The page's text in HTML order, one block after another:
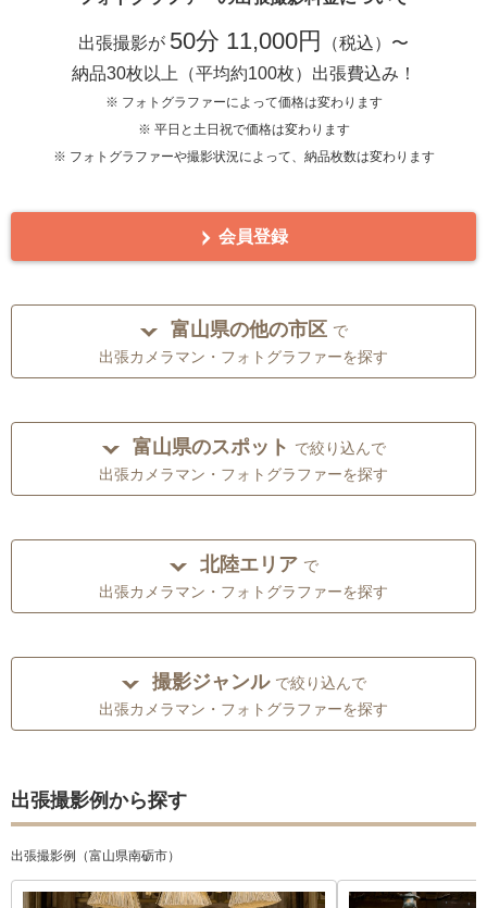
出張撮影が 50分 11,000円
（税込）〜
納品30枚以上（平均約100枚）出張費込み！
※ フォトグラファーによって価格は変わります
※ 平日と土日祝で価格は変わります
※ フォトグラファーや撮影状況によって、納品枚数は変わります
会員登録
富山県の他の市区 で
出張カメラマン・フォトグラファーを探す
富山県のスポット で絞り込んで
出張カメラマン・フォトグラファーを探す
北陸エリア で
出張カメラマン・フォトグラファーを探す
撮影ジャンル で絞り込んで
出張カメラマン・フォトグラファーを探す
出張撮影例から探す
出張撮影例（富山県南砺市）